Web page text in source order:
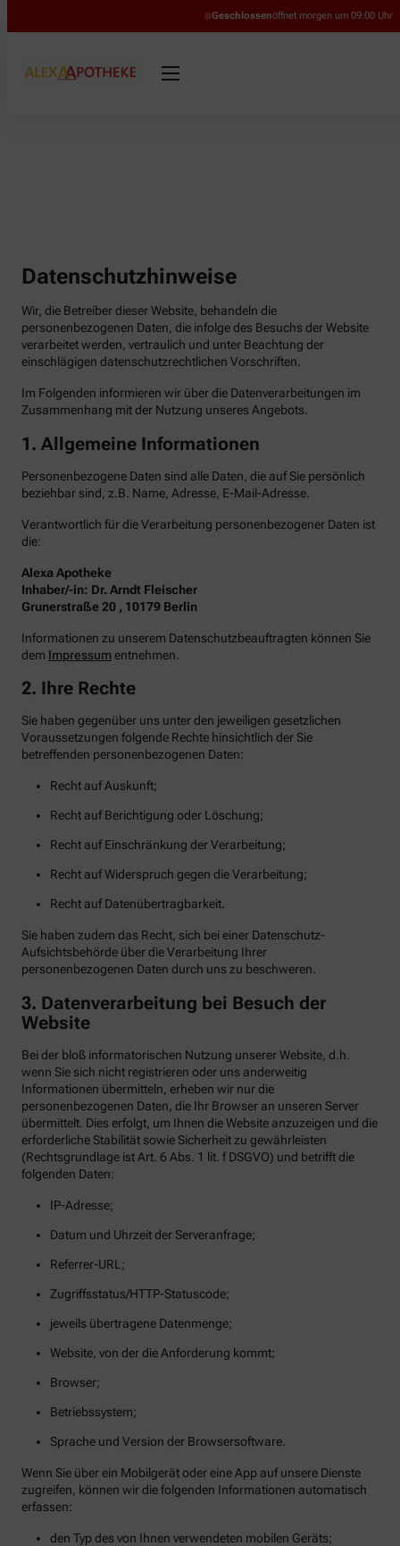
Geschlossenöffnet morgen um 09:00 Uhr
Datenschutzhinweise
Wir, die Betreiber dieser Website, behandeln die
personenbezogenen Daten, die infolge des Besuchs der Website
verarbeitet werden, vertraulich und unter Beachtung der
einschlägigen datenschutzrechtlichen Vorschriften.
Im Folgenden informieren wir über die Datenverarbeitungen im
Zusammenhang mit der Nutzung unseres Angebots.
1. Allgemeine Informationen
Personenbezogene Daten sind alle Daten, die auf Sie persönlich
beziehbar sind, z.B. Name, Adresse, E-Mail-Adresse.
Verantwortlich für die Verarbeitung personenbezogener Daten ist
die:
Alexa Apotheke
Inhaber/-in: Dr. Arndt Fleischer
Grunerstraße 20 , 10179 Berlin
Informationen zu unserem Datenschutzbeauftragten können Sie
dem Impressum entnehmen.
2. Ihre Rechte
Sie haben gegenüber uns unter den jeweiligen gesetzlichen
Voraussetzungen folgende Rechte hinsichtlich der Sie
betreffenden personenbezogenen Daten:
Recht auf Auskunft;
Recht auf Berichtigung oder Löschung;
Recht auf Einschränkung der Verarbeitung;
Recht auf Widerspruch gegen die Verarbeitung;
Recht auf Datenübertragbarkeit.
Sie haben zudem das Recht, sich bei einer Datenschutz-
Aufsichtsbehörde über die Verarbeitung Ihrer
personenbezogenen Daten durch uns zu beschweren.
3. Datenverarbeitung bei Besuch der
Website
Bei der bloß informatorischen Nutzung unserer Website, d.h.
wenn Sie sich nicht registrieren oder uns anderweitig
Informationen übermitteln, erheben wir nur die
personenbezogenen Daten, die Ihr Browser an unseren Server
übermittelt. Dies erfolgt, um Ihnen die Website anzuzeigen und die
erforderliche Stabilität sowie Sicherheit zu gewährleisten
(Rechtsgrundlage ist Art. 6 Abs. 1 lit. f DSGVO) und betrifft die
folgenden Daten:
IP-Adresse;
Datum und Uhrzeit der Serveranfrage;
Referrer-URL;
Zugriffsstatus/HTTP-Statuscode;
jeweils übertragene Datenmenge;
Website, von der die Anforderung kommt;
Browser;
Betriebssystem;
Sprache und Version der Browsersoftware.
Wenn Sie über ein Mobilgerät oder eine App auf unsere Dienste
zugreifen, können wir die folgenden Informationen automatisch
erfassen:
den Typ des von Ihnen verwendeten mobilen Geräts;